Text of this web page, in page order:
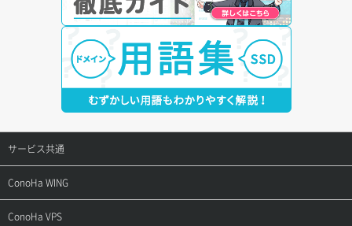
サービス共通
サポートトップ
ご契約・お支払い
ConoHa WING
サポートトップ
ConoHa VPS